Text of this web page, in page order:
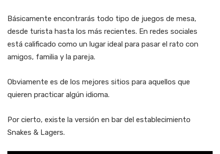
Básicamente encontrarás todo tipo de juegos de mesa,
desde turista hasta los más recientes. En redes sociales
está calificado como un lugar ideal para pasar el rato con
amigos, familia y la pareja.
Obviamente es de los mejores sitios para aquellos que
quieren practicar algún idioma.
Por cierto, existe la versión en bar del establecimiento
Snakes & Lagers.